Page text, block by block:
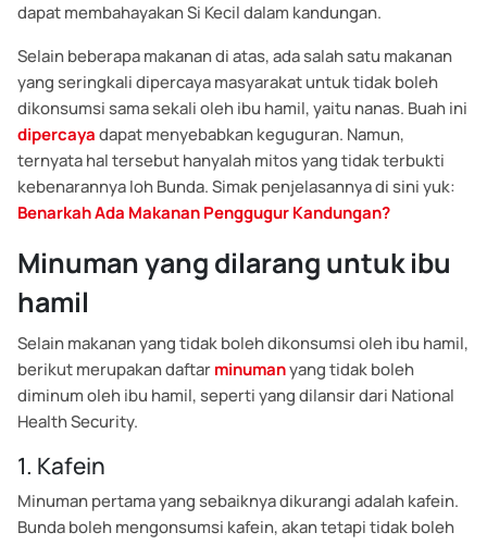
dapat membahayakan Si Kecil dalam kandungan.
Selain beberapa makanan di atas, ada salah satu makanan
yang seringkali dipercaya masyarakat untuk tidak boleh
dikonsumsi sama sekali oleh ibu hamil, yaitu nanas. Buah ini
dipercayadapat menyebabkan keguguran. Namun,
ternyata hal tersebut hanyalah mitos yang tidak terbukti
kebenarannya loh Bunda. Simak penjelasannya di sini yuk:
Benarkah Ada Makanan Penggugur Kandungan?
Minuman yang dilarang untuk ibu
hamil
Selain makanan yang tidak boleh dikonsumsi oleh ibu hamil,
berikut merupakan daftarminumanyang tidak boleh
diminum oleh ibu hamil, seperti yang dilansir dari National
Health Security.
1. Kafein
Minuman pertama yang sebaiknya dikurangi adalah kafein.
Bunda boleh mengonsumsi kafein, akan tetapi tidak boleh